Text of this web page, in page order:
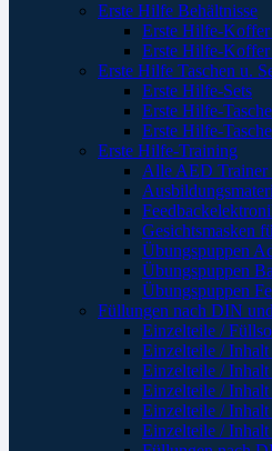
Erste Hilfe Behältnisse
Erste Hilfe-
Erste Hilfe-Koffer
Erste Hilfe Taschen u.
Erste Hilfe-Sets
Erste Hilfe-
Erste Hilfe-
Erste Hilfe-Training
Alle AED
Gesichtsmasken
Übungspuppen
Übungspuppen
Übungspuppen
Füllungen nach DIN
Einzelteile /
Einzelteile /
Einzelteile /
Einzelteile /
Einzelteile /
Einzelteile /